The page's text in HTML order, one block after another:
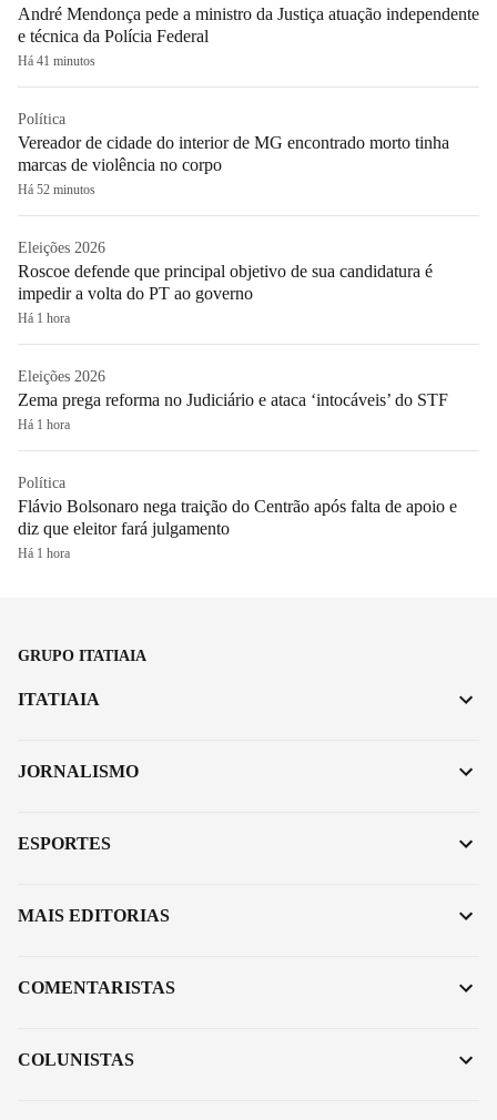
André Mendonça pede a ministro da Justiça atuação independente
e técnica da Polícia Federal
Há 41 minutos
Política
Vereador de cidade do interior de MG encontrado morto tinha
marcas de violência no corpo
Há 52 minutos
Eleições 2026
Roscoe defende que principal objetivo de sua candidatura é
impedir a volta do PT ao governo
Há 1 hora
Eleições 2026
Zema prega reforma no Judiciário e ataca ‘intocáveis’ do STF
Há 1 hora
Política
Flávio Bolsonaro nega traição do Centrão após falta de apoio e
diz que eleitor fará julgamento
Há 1 hora
GRUPO ITATIAIA
ITATIAIA
JORNALISMO
ESPORTES
MAIS EDITORIAS
COMENTARISTAS
COLUNISTAS